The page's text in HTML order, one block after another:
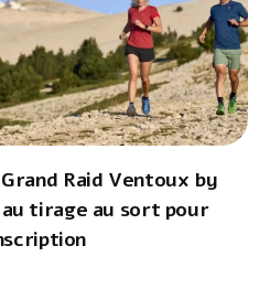
Raid Ventoux by
au tirage au sort pour